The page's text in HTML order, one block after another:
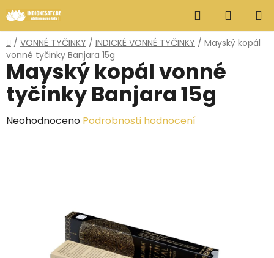
na
obsah
Hledat
KOŠÍK
Domů
/ VONNÉ TYČINKY / INDICKÉ VONNÉ TYČINKY / Mayský kopál
vonné tyčinky Banjara 15g
Mayský kopál vonné
tyčinky Banjara 15g
Průměrné
Neohodnoceno Podrobnosti hodnocení